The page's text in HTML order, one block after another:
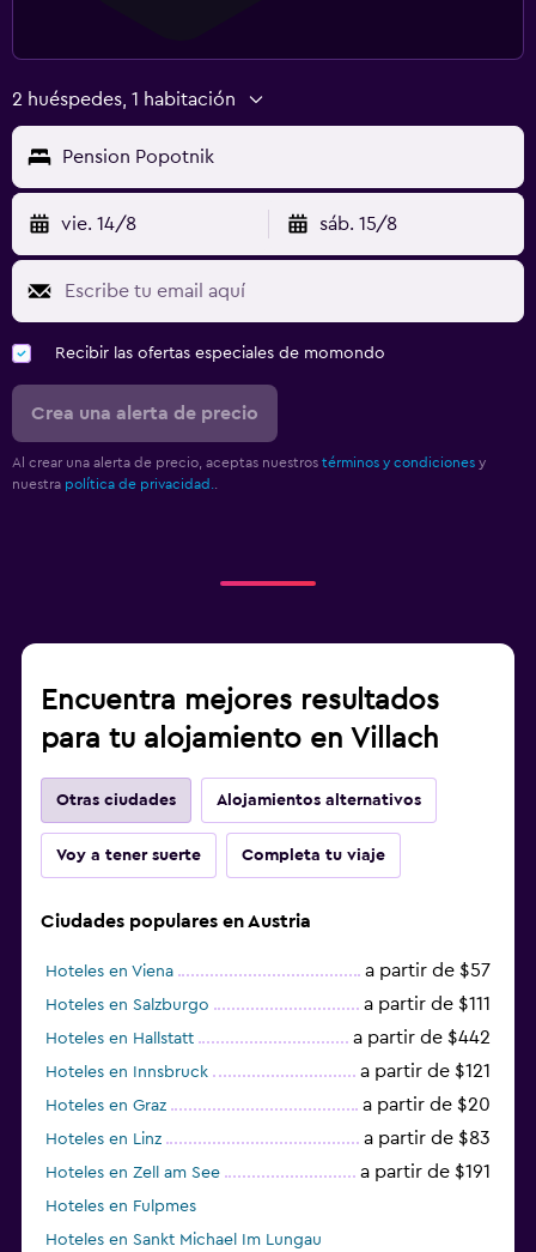
2 huéspedes, 1 habitación
Pension Popotnik
vie. 14/8 sáb. 15/8
Recibir las ofertas especiales de momondo
Crea una alerta de precio
Al crear una alerta de precio, aceptas nuestros términos y condiciones y
nuestra política de privacidad.
Encuentra mejores resultados
para tu alojamiento en Villach
Otras ciudades Alojamientos alternativos
Voy a tener suerte Completa tu viaje
Ciudades populares en Austria
Hoteles en Viena a partir de $57
Hoteles en Salzburgo a partir de $111
Hoteles en Hallstatt a partir de $442
Hoteles en Innsbruck a partir de $121
Hoteles en Graz a partir de $20
Hoteles en Linz a partir de $83
Hoteles en Zell am See a partir de $191
Hoteles en Fulpmes
Hoteles en Sankt Michael Im Lungau